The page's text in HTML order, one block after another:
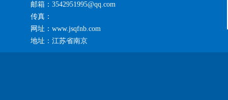
邮箱：3542951995@qq.com
传真：
网址：www.jsqfnb.com
地址：江苏省南京